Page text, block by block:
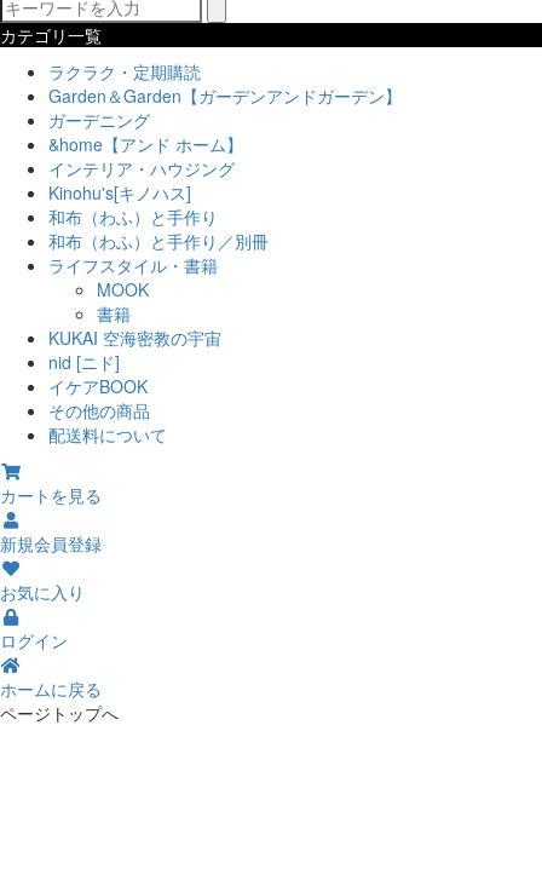
カテゴリ一覧
ラクラク・定期購読
Garden＆Garden【ガーデンアンドガーデン】
ガーデニング
&home【アンド ホーム】
インテリア・ハウジング
Kinohu's[キノハス]
和布（わふ）と手作り
和布（わふ）と手作り／別冊
ライフスタイル・書籍
MOOK
書籍
KUKAI 空海密教の宇宙
nid [ニド]
イケアBOOK
その他の商品
配送料について
カートを見る
新規会員登録
お気に入り
ログイン
ホームに戻る
ページトップへ